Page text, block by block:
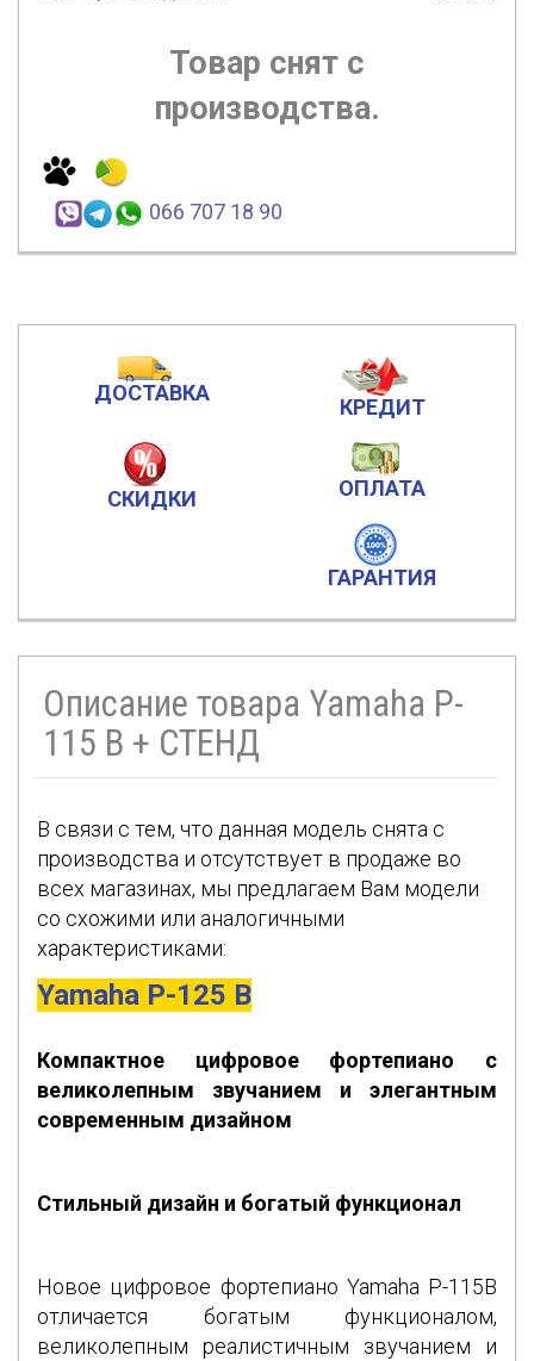
Товар снят с
производства.
066 707 18 90
ДОСТАВКА
КРЕДИТ
СКИДКИ ОПЛАТА
ГАРАНТИЯ
Описание товара Yamaha P-
115 B + СТЕНД
В связи с тем, что данная модель снята с
производства и отсутствует в продаже во
всех магазинах, мы предлагаем Вам модели
со схожими или аналогичными
характеристиками:
Yamaha P-125 B
Компактное цифровое фортепиано c
великолепным звучанием и элегантным
современным дизайном
Стильный дизайн и богатый функционал
Новое цифровое фортепиано Yamaha P-115B
отличается богатым функционалом,
великолепным реалистичным звучанием и